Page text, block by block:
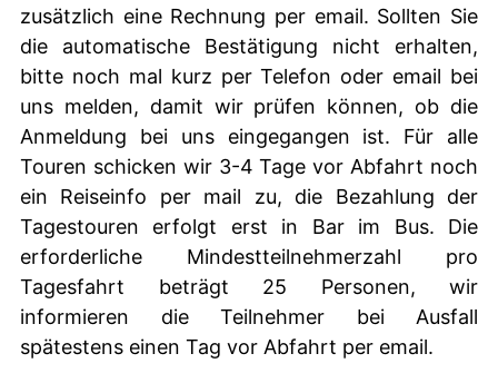
zusätzlich eine Rechnung per email. Sollten Sie
die automatische Bestätigung nicht erhalten,
bitte noch mal kurz per Telefon oder email bei
uns melden, damit wir prüfen können, ob die
Anmeldung bei uns eingegangen ist. Für alle
Touren schicken wir 3-4 Tage vor Abfahrt noch
ein Reiseinfo per mail zu, die Bezahlung der
Tagestouren erfolgt erst in Bar im Bus. Die
erforderliche Mindestteilnehmerzahl pro
Tagesfahrt beträgt 25 Personen, wir
informieren die Teilnehmer bei Ausfall
spätestens einen Tag vor Abfahrt per email.